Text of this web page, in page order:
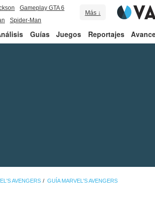
Gameplay GTA 6
Spider-Man
Más ↓
Guías Juegos Reportajes
AVENGERS GUÍA MARVEL'S AVENGERS